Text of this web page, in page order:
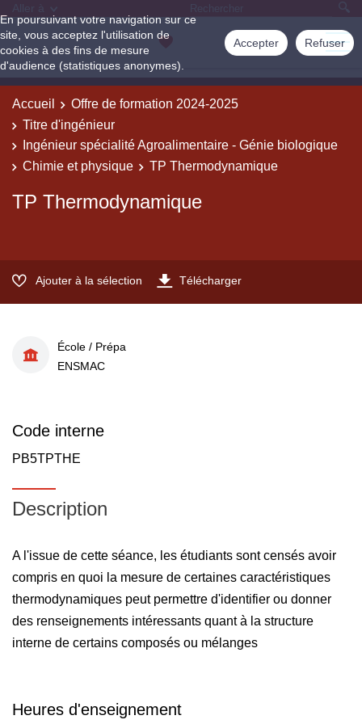
En poursuivant votre navigation sur ce
site, vous acceptez l'utilisation de
cookies à des fins de mesure
d'audience (statistiques anonymes).
Accepter Refuser
Accueil
Offre de formation 2024-2025
Titre d'ingénieur
Ingénieur spécialité Agroalimentaire - Génie biologique
Chimie et physique
TP Thermodynamique
TP Thermodynamique
Ajouter à la sélection Télécharger
École / Prépa
ENSMAC
Code interne
PB5TPTHE
Description
A l'issue de cette séance, les étudiants sont censés avoir
compris en quoi la mesure de certaines caractéristiques
thermodynamiques peut permettre d'identifier ou donner
des renseignements intéressants quant à la structure
interne de certains composés ou mélanges
Heures d'enseignement